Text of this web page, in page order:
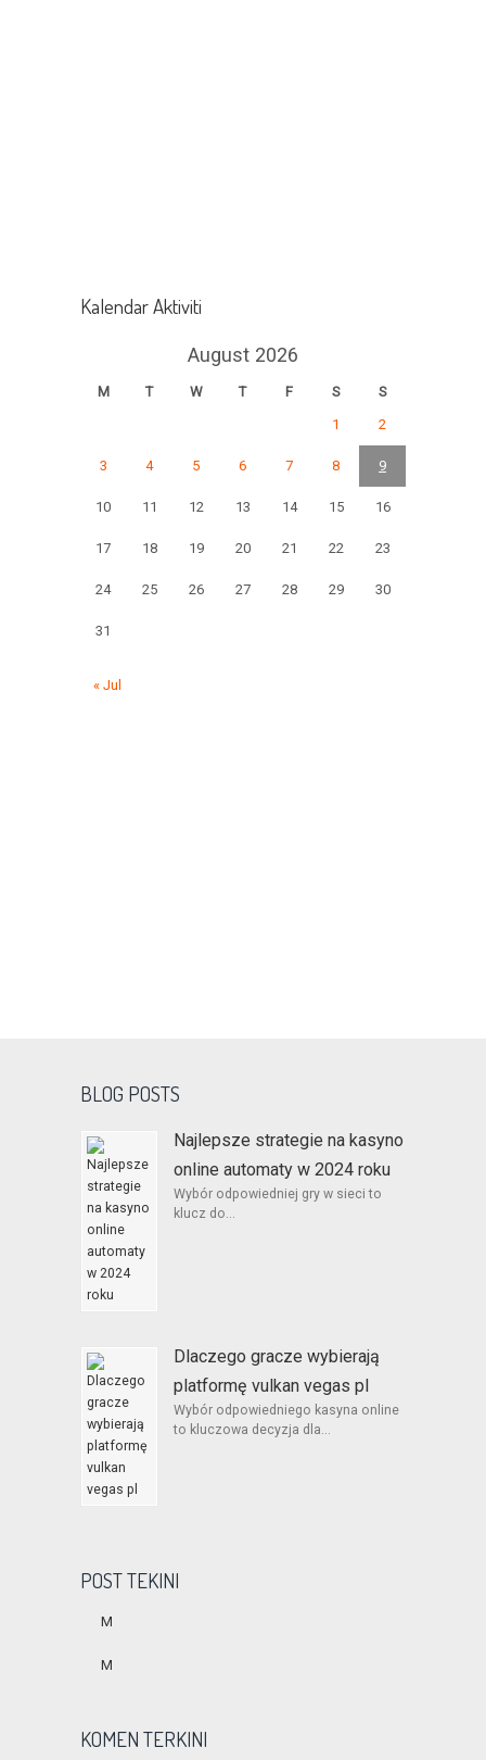
Kalendar Aktiviti
August 2026
M T W T F S
S
1
2
3 4 5 6 7 8 9
10 11 12 13 14 15 16
17 18 19 20 21 22 23
24 25 26 27 28 29 30
31
« Jul
BLOG POSTS
Najlepsze strategie na kasyno
online automaty w 2024 roku
Wybór odpowiedniej gry w sieci to
klucz do...
Dlaczego gracze wybierają
platformę vulkan vegas pl
Wybór odpowiedniego kasyna online
to kluczowa decyzja dla...
POST TEKINI
M
M
KOMEN TERKINI